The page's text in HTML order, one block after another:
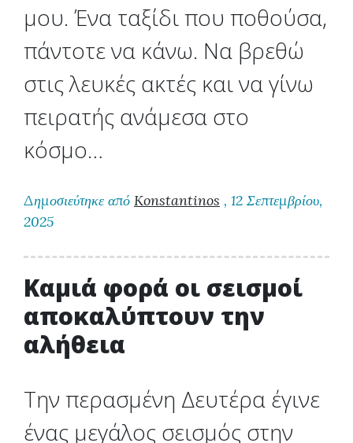
μου. Ένα ταξίδι που ποθούσα,
πάντοτε να κάνω. Να βρεθώ
στις λευκές ακτές και να γίνω
πειρατής ανάμεσα στο
κόσμο…
Δημοσιεύτηκε από Konstantinos , 12 Σεπτεμβρίου,
2025
Καμιά φορά οι σεισμοί
αποκαλύπτουν την
αλήθεια
Την περασμένη Δευτέρα έγινε
ένας μεγάλος σεισμός στην